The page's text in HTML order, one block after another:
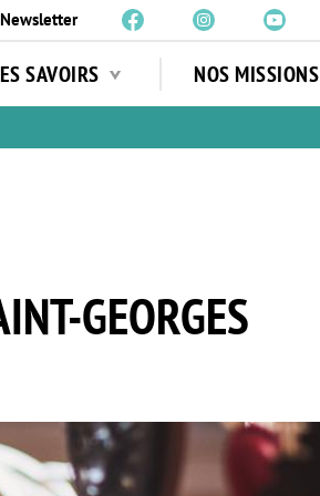
Newsletter
SAVOIRS NOS MISSIONS
GEORGES